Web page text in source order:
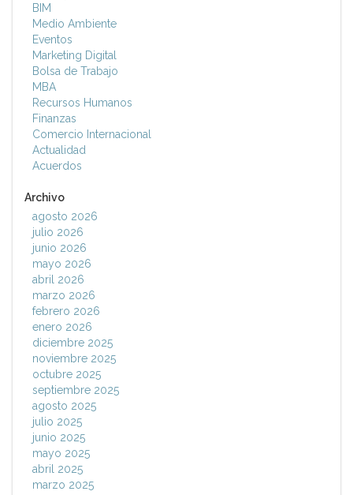
BIM
Medio Ambiente
Eventos
Marketing Digital
Bolsa de Trabajo
MBA
Recursos Humanos
Finanzas
Comercio Internacional
Actualidad
Acuerdos
Archivo
agosto 2026
julio 2026
junio 2026
mayo 2026
abril 2026
marzo 2026
febrero 2026
enero 2026
diciembre 2025
noviembre 2025
octubre 2025
septiembre 2025
agosto 2025
julio 2025
junio 2025
mayo 2025
abril 2025
marzo 2025